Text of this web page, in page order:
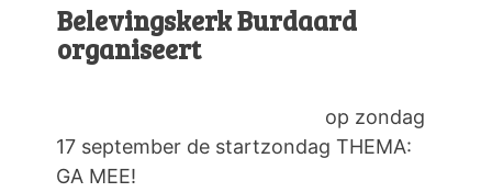
Belevingskerk Burdaard
organiseert
op zondag
17 september de startzondag THEMA:
GA MEE!